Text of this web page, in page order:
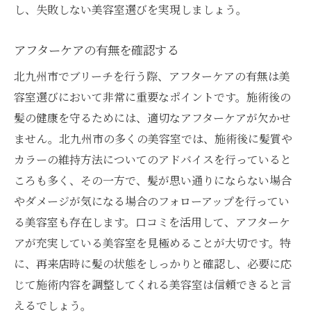
し、失敗しない美容室選びを実現しましょう。
アフターケアの有無を確認する
北九州市でブリーチを行う際、アフターケアの有無は美
容室選びにおいて非常に重要なポイントです。施術後の
髪の健康を守るためには、適切なアフターケアが欠かせ
ません。北九州市の多くの美容室では、施術後に髪質や
カラーの維持方法についてのアドバイスを行っていると
ころも多く、その一方で、髪が思い通りにならない場合
やダメージが気になる場合のフォローアップを行ってい
る美容室も存在します。口コミを活用して、アフターケ
アが充実している美容室を見極めることが大切です。特
に、再来店時に髪の状態をしっかりと確認し、必要に応
じて施術内容を調整してくれる美容室は信頼できると言
えるでしょう。